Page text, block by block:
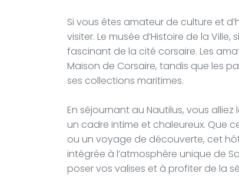
Si vous êtes amateur de culture et
visiter. Le musée d’Histoire de la
fascinant de la cité corsaire. Les
Maison de Corsaire, tandis que les
ses collections maritimes.
En séjournant au Nautilus, vous
un cadre intime et chaleureux. Que
ou un voyage de découverte, cet
intégrée à l’atmosphère unique de
poser vos valises et à profiter de la